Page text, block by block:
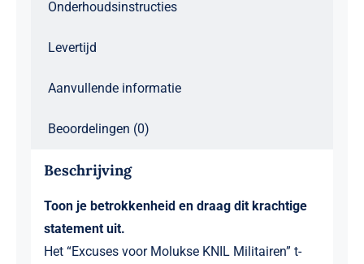
Onderhoudsinstructies
Levertijd
Aanvullende informatie
Beoordelingen (0)
Beschrijving
Toon je betrokkenheid en draag dit krachtige
statement uit.
Het “Excuses voor Molukse KNIL Militairen” t-